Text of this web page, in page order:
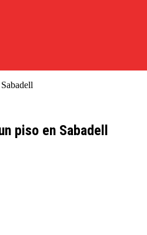
piso en Sabadell